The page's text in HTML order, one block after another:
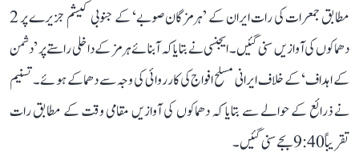
مطابق جمعرات کی رات ایران کے ’ہرمزگان صوبے‘ کے جنوبی کیشم جزیرے پر 2
دھماکوں کی آوازیں سنی گئیں۔ ایجنسی نے بتایا کہ آبنائے ہرمز کے داخلی راستے پر ’دشمن
کے اہداف‘ کے خلاف ایرانی مسلح افواج کی کارروائی کی وجہ سے دھماکے ہوئے۔ تسنیم
نے ذرائع کے حوالے سے بتایا کہ دھماکوں کی آوازیں مقامی وقت کے مطابق رات
تقریباً 9:40 بجے سنی گئیں۔